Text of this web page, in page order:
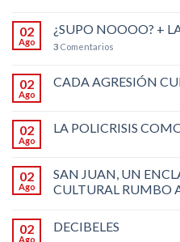
02
Ago
¿SUPO NOOOO? +
3 Comentarios
02
Ago
CADA AGRESIÓN
02
Ago
LA POLICRISIS
02
Ago
SAN JUAN, UN
CULTURAL RUMBO
02
Ago
DECIBELES